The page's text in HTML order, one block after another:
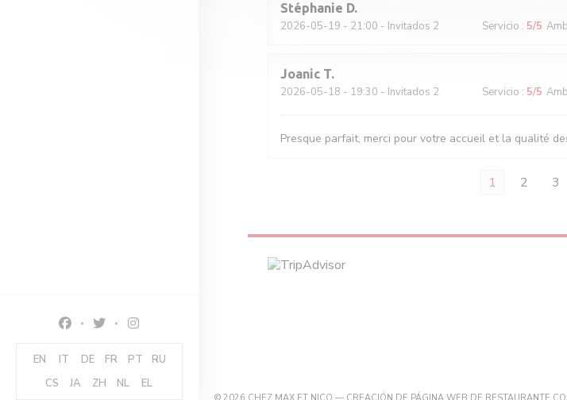
Facebook ((abre en una nueva ventana))
Twitter ((abre en una nueva ventana))
Instagram ((abre en una nueva ventana))
EN IT DE FR PT
RU
CS
JA ZH NL EL
Stéphanie D
2026-05-19 - 21:00 - Invitados 2 Servicio : 5/5
Joanic T
2026-05-18 - 19:30 - Invitados 2 Servicio : 5/5
Presque parfait, merci pour votre accueil et la qualité
1 2 3